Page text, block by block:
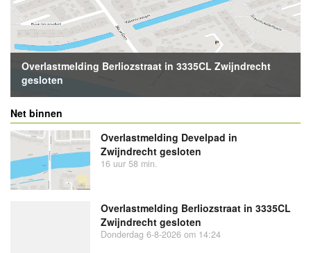
Overlastmelding Berliozstraat in 3335CL Zwijndrecht
gesloten
Net binnen
Overlastmelding Develpad in
Zwijndrecht gesloten
16 uur 58 min.
Overlastmelding Berliozstraat in 3335CL
Zwijndrecht gesloten
Donderdag 6-8-2026 om 14:24